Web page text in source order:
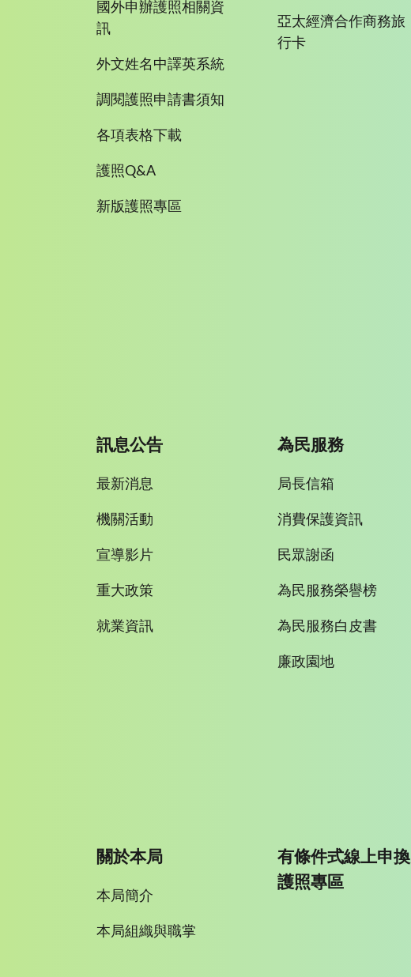
國外申辦護照相關資
訊
外文姓名中譯英系統
調閱護照申請書須知
各項表格下載
護照Q&A
新版護照專區
亞太經濟合作商務旅
行卡
訊息公告
最新消息
機關活動
宣導影片
重大政策
就業資訊
為民服務
局長信箱
消費保護資訊
民眾謝函
為民服務榮譽榜
為民服務白皮書
廉政園地
關於本局
本局簡介
本局組織與職掌
有條件式線上申換
護照專區